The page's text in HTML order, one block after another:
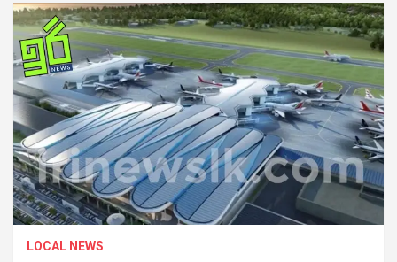
LOCAL NEWS